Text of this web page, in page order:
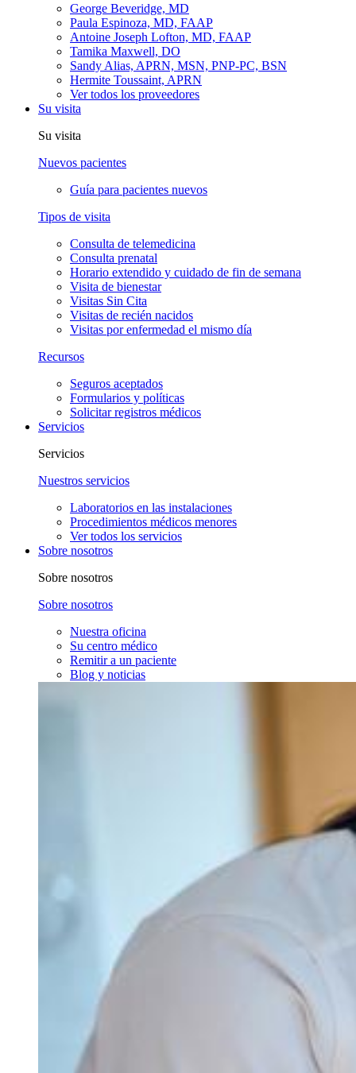
George Beveridge, MD
Paula Espinoza, MD, FAAP
Antoine Joseph Lofton, MD, FAAP
Tamika Maxwell, DO
Sandy Alias, APRN, MSN, PNP-PC, BSN
Hermite Toussaint, APRN
Ver todos los proveedores
Su visita
Su visita
Nuevos pacientes
Guía para pacientes nuevos
Tipos de visita
Consulta de telemedicina
Consulta prenatal
Horario extendido y cuidado de fin de semana
Visita de bienestar
Visitas Sin Cita
Visitas de recién nacidos
Visitas por enfermedad el mismo día
Recursos
Seguros aceptados
Formularios y políticas
Solicitar registros médicos
Servicios
Servicios
Nuestros servicios
Laboratorios en las instalaciones
Procedimientos médicos menores
Ver todos los servicios
Sobre nosotros
Sobre nosotros
Sobre nosotros
Nuestra oficina
Su centro médico
Remitir a un paciente
Blog y noticias